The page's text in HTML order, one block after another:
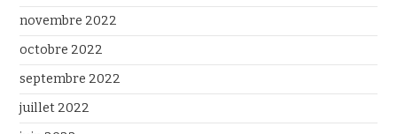
novembre 2022
octobre 2022
septembre 2022
juillet 2022